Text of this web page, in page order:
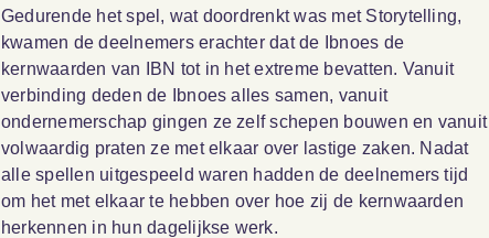
Gedurende het spel, wat doordrenkt was met Storytelling,
kwamen de deelnemers erachter dat de Ibnoes de
kernwaarden van IBN tot in het extreme bevatten. Vanuit
verbinding deden de Ibnoes alles samen, vanuit
ondernemerschap gingen ze zelf schepen bouwen en vanuit
volwaardig praten ze met elkaar over lastige zaken. Nadat
alle spellen uitgespeeld waren hadden de deelnemers tijd
om het met elkaar te hebben over hoe zij de kernwaarden
herkennen in hun dagelijkse werk.